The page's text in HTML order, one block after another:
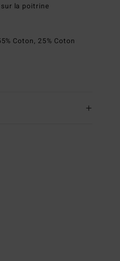
la poitrine
Coton, 25% Coton